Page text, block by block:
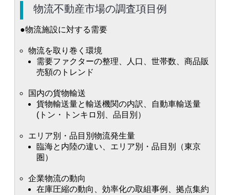
物流不動産市場の調査項目例
●物流施設に対する需要
物流を取り巻く環境
需要ファクターの整理、人口、世帯数、商品販
売額のトレンド
国内の貨物輸送
貨物輸送量と輸送機関の内訳、自動車輸送量
(トン・トンキロ別、品目別）
エリア別・品目別物流発生量
臨海と内陸の違い、エリア別・品目別（東京
圏）
企業物流の動向
在庫圧縮の動向、効率化の取組事例、拠点集約